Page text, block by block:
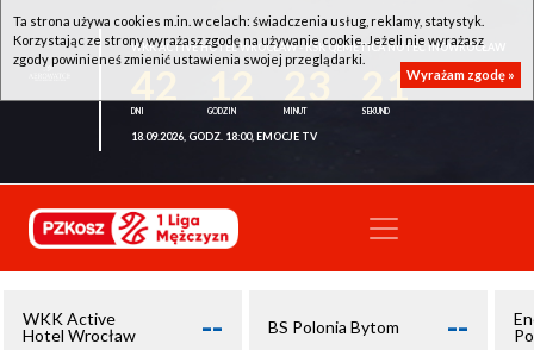
WKK ACTIVE HOTEL WROCŁAW - KSK QEMETICA NOTEĆ INOWROCŁAW
21
18.09.2026, GODZ. 18:00, EMOCJE TV
WKK Active
Hotel Wrocław
-- BS Polonia Bytom --
Ta strona używa cookies m.in. w celach: świadczenia usług, reklamy, statystyk.
Korzystając ze strony wyrażasz zgodę na używanie cookie. Jeżeli nie wyrażasz
zgody powinieneś zmienić ustawienia swojej przeglądarki.
Wyrażam zgodę »